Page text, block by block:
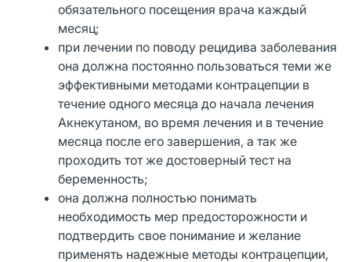
обязательного посещения врача каждый
месяц;
при лечении по поводу рецидива заболевания
она должна постоянно пользоваться теми же
эффективными методами контрацепции в
течение одного месяца до начала лечения
Акнекутаном, во время лечения и в течение
месяца после его завершения, а так же
проходить тот же достоверный тест на
беременность;
она должна полностью понимать
необходимость мер предосторожности и
подтвердить свое понимание и желание
применять надежные методы контрацепции,